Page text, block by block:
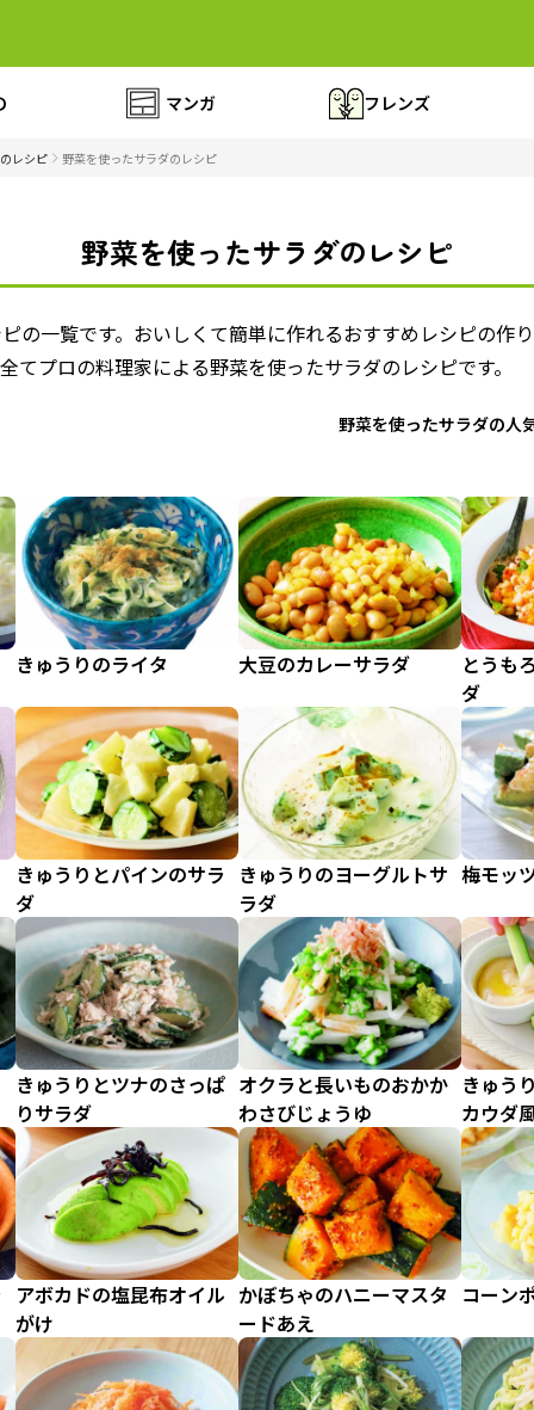
マンガ フレンズ
レシピ 野菜を使ったサラダのレシピ
野菜を使ったサラダのレシピ
の一覧です。おいしくて簡単に作れるおすすめレシピの作
プロの料理家による野菜を使ったサラダのレシピです。
野菜を使ったサラダの人
きゅうりのライタ 大豆のカレーサラダ
とうも
ダ
きゅうりとパインのサラ
ダ
きゅうりのヨーグルトサ
ラダ
梅モッ
きゅうりとツナのさっぱ
りサラダ
オクラと長いものおかか
わさびじょうゆ
きゅう
カウダ
アボカドの塩昆布オイル
がけ
かぼちゃのハニーマスタ
ードあえ
コーン